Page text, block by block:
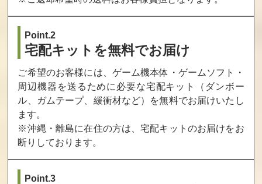
側 通常版（PSVI
TA）
960 952 950
遙かなる時空の
中で3 Ultimate
買取価格
940
達の証明- にゅう
にゅうDXパック
買取価格
天使と竜の輪舞t
買取価格
Point.2
宅配キットを無料でお届け
ご希望のお客様には、ゲーム機本体・ゲームソフト・
周辺機器を送るために必要な宅配キット（ダンボー
ル、ガムテープ、緩衝材など）を無料でお届けいたし
ます。
※沖縄・離島に在住の方は、宅配キットのお届けをお
断りしております。
Point.3